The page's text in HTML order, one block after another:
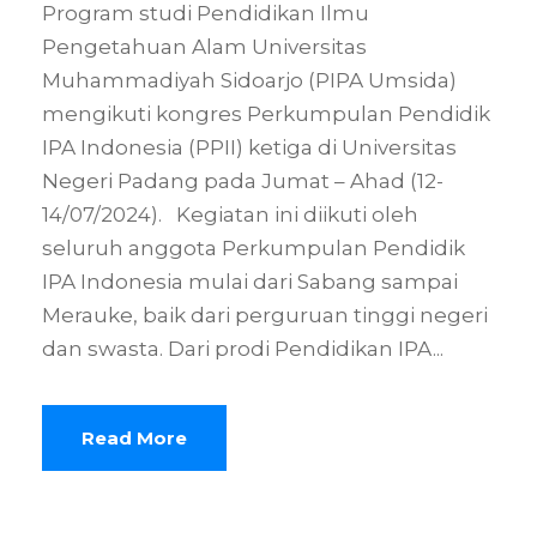
Program studi Pendidikan Ilmu
Pengetahuan Alam Universitas
Muhammadiyah Sidoarjo (PIPA Umsida)
mengikuti kongres Perkumpulan Pendidik
IPA Indonesia (PPII) ketiga di Universitas
Negeri Padang pada Jumat – Ahad (12-
14/07/2024). Kegiatan ini diikuti oleh
⁠seluruh anggota Perkumpulan Pendidik
IPA Indonesia mulai dari Sabang sampai
Merauke, baik dari perguruan tinggi negeri
dan swasta. ⁠Dari prodi Pendidikan IPA...
Read More